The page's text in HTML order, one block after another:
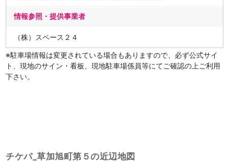
情報参照・提供事業者
（株）スペース２４
※駐車場情報は変更されている場合もありますので、必ず公式サイ
ト、現地のサイン・看板、現地駐車場係員等にてご確認の上ご利用
下さい。
チケパ_草加旭町第５の近辺地図